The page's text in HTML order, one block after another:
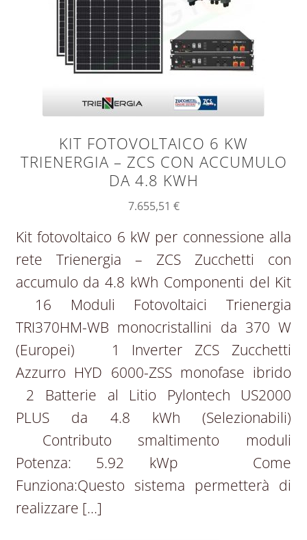
KIT FOTOVOLTAICO 6 KW
TRIENERGIA – ZCS CON ACCUMULO
DA 4.8 KWH
7.655,51 €
Kit fotovoltaico 6 kW per connessione alla
rete Trienergia – ZCS Zucchetti con
accumulo da 4.8 kWh Componenti del Kit
16 Moduli Fotovoltaici Trienergia
TRI370HM-WB monocristallini da 370 W
(Europei) 1 Inverter ZCS Zucchetti
Azzurro HYD 6000-ZSS monofase ibrido
2 Batterie al Litio Pylontech US2000
PLUS da 4.8 kWh (Selezionabili)
Contributo smaltimento moduli
Potenza: 5.92 kWp Come
Funziona:Questo sistema permetterà di
realizzare […]